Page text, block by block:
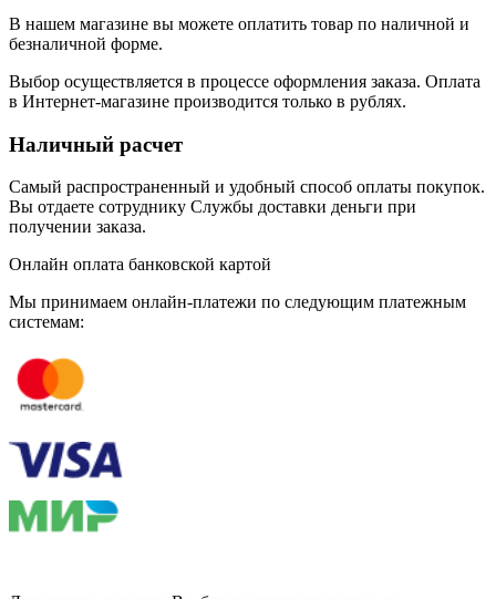
В нашем магазине вы можете оплатить товар по наличной и
безналичной форме.
Выбор осуществляется в процессе оформления заказа. Оплата
в Интернет-магазине производится только в рублях.
Наличный расчет
Самый распространенный и удобный способ оплаты покупок.
Вы отдаете сотруднику Службы доставки деньги при
получении заказа.
Онлайн оплата банковской картой
Мы принимаем онлайн-платежи по cледующим платежным
системам: